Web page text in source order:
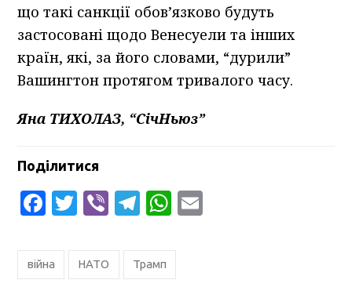
що такі санкції обов’язково будуть
застосовані щодо Венесуели та інших
країн, які, за його словами, “дурили”
Вашингтон протягом тривалого часу.
Яна ТИХОЛАЗ, “СічНьюз”
Поділитися
Facebook
Twitter
ViberTelegram
WhatsApp
війна НАТО Трамп